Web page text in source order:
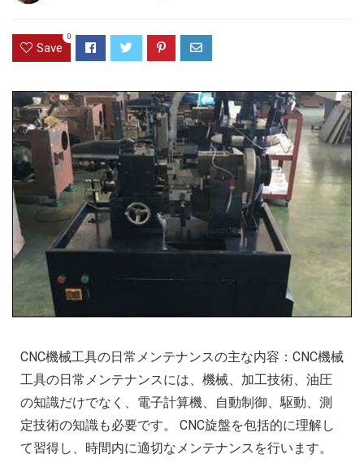
Save
0
CNC機械工具の日常メンテナンスの主な内容：CNC機械
工具の日常メンテナンスには、機械、加工技術、油圧
の知識だけでなく、電子計算機、自動制御、駆動、測
定技術の知識も必要です。 CNC旋盤を包括的に理解し
て習得し、時間内に適切なメンテナンスを行います。